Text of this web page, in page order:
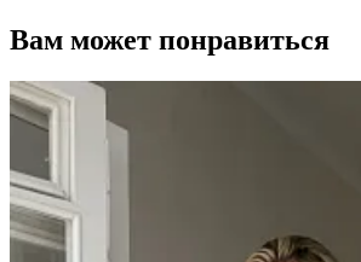
Вам может понравиться